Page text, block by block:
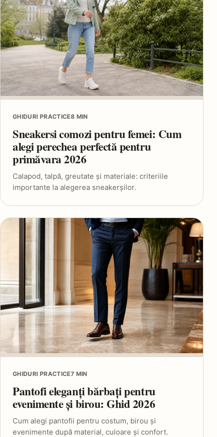
GHIDURI PRACTICE8 MIN
Sneakersi comozi pentru femei: Cum
alegi perechea perfectă pentru
primăvara 2026
Calapod, talpă, greutate și materiale: criteriile
importante la alegerea sneakerșilor.
GHIDURI PRACTICE7 MIN
Pantofi eleganți bărbați pentru
evenimente și birou: Ghid 2026
Cum alegi pantofii pentru costum, birou și
evenimente după material, culoare și confort.